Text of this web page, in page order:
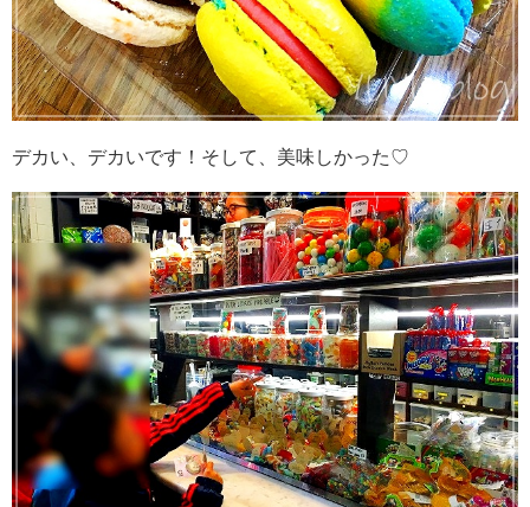
デカい、デカいです！そして、美味しかった♡